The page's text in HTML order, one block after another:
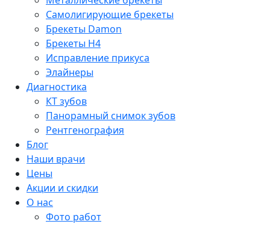
Самолигирующие брекеты
Брекеты Damon
Брекеты H4
Исправление прикуса
Элайнеры
Диагностика
КТ зубов
Панорамный снимок зубов
Рентгенография
Блог
Наши врачи
Цены
Акции и скидки
О нас
Фото работ